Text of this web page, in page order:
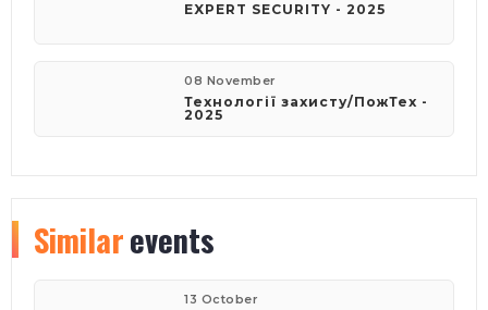
EXPERT SECURITY - 2025
08 November
Технології захисту/ПожТех -
2025
Similarevents
13 October